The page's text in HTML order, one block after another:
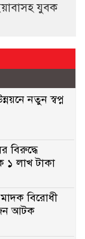
যুবক
নতুন স্বপ্ন
বিরুদ্ধে
১ লাখ টাকা
বিরোধী
আটক